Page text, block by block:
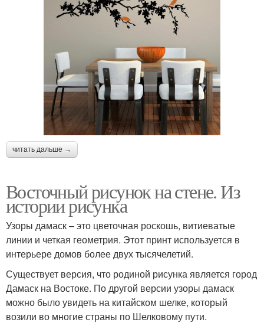
читать дальше →
Восточный рисунок на стене. Из
истории рисунка
Узоры дамаск – это цветочная роскошь, витиеватые
линии и четкая геометрия. Этот принт используется в
интерьере домов более двух тысячелетий.
Существует версия, что родиной рисунка является город
Дамаск на Востоке. По другой версии узоры дамаск
можно было увидеть на китайском шелке, который
возили во многие страны по Шелковому пути.